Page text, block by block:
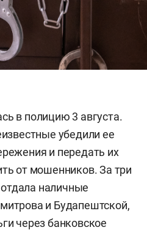
в полицию 3 августа.
убедили ее
и передать их
от мошенников. За три
наличные
и Будапештской,
через банковское